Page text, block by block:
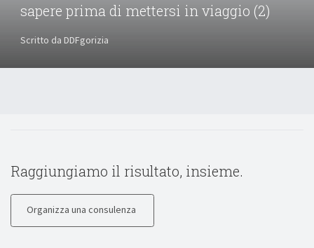
sapere prima di mettersi in viaggio (2)
Scritto da DDFgorizia
Raggiungiamo il risultato, insieme.
Organizza una consulenza